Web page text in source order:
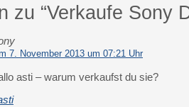
zu “Verkaufe Sony
7. November 2013 um 07:21 Uhr
asti – warum verkaufst du sie?